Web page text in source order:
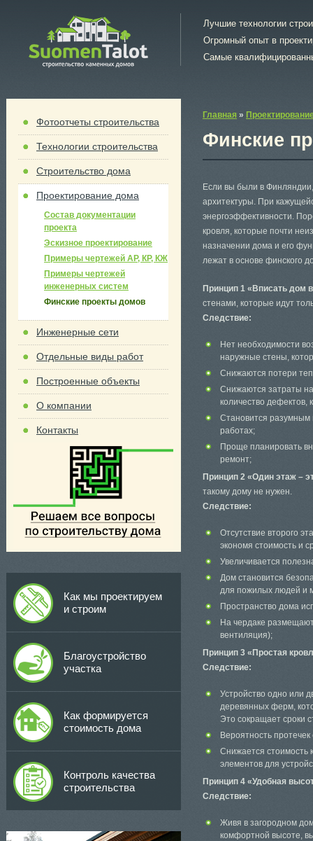
Лучшие технологии
Огромный опыт в
Самые
Фотоотчеты строительства
Технологии строительства
Строительство дома
Проектирование дома
Состав документации
проекта
Эскизное проектирование
Примеры чертежей АР, КР, КЖ
Примеры чертежей
инженерных систем
Финские проекты домов
Инженерные сети
Отдельные виды работ
Построенные объекты
О компании
Контакты
Как мы проектируем
и строим
Благоустройство
участка
Как формируется
стоимость дома
Контроль качества
строительства
Главная »
Финские
Если вы были в
архитектуры. При
энергоэффективности.
кровля, которые почти
назначении дома и его
лежат в основе финского
Принцип 1 «Вписать дом
стенами, которые идут
Следствие:
Нет необходимости
наружные стены,
Снижаются потери
Снижаются затраты
количество дефектов,
Становится разумным
работах;
Проще планировать
ремонт;
Принцип 2 «Один этаж –
такому дому не нужен.
Следствие:
Отсутствие второго
экономя стоимость и
Увеличивается
Дом становится
для пожилых людей и
Пространство дома
На чердаке
вентиляция);
Принцип 3 «Простая
Следствие:
Устройство одно или
деревянных ферм,
Это сокращает сроки
Вероятность
Снижается стоимость
элементов для
Принцип 4 «Удобная
Следствие:
Живя в загородном
комфортной высоте,